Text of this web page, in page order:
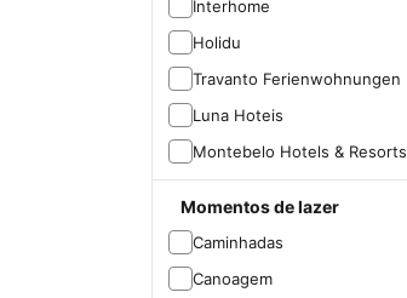
Interhome
Holidu
Travanto Ferienwohnungen
Luna Hoteis
Montebelo Hotels & Resorts
Momentos de lazer
Caminhadas
Canoagem